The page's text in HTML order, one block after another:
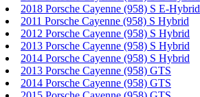
2018 Porsche Cayenne (958) S E-Hybrid
2011 Porsche Cayenne (958) S Hybrid
2012 Porsche Cayenne (958) S Hybrid
2013 Porsche Cayenne (958) S Hybrid
2014 Porsche Cayenne (958) S Hybrid
2013 Porsche Cayenne (958) GTS
2014 Porsche Cayenne (958) GTS